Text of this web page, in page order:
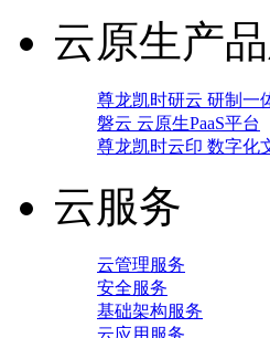
云原生产
尊龙凯时研云 研制一
磐云 云原生PaaS平台
尊龙凯时云印 数字化
云服务
云管理服务
安全服务
基础架构服务